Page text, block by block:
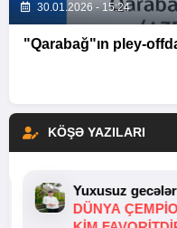
30.01.2026 - 15:24
"Qarabağ"ın pley-
KÖŞƏ YAZILARI
Yuxusuz
DÜNYA